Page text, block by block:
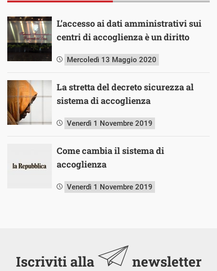
L’accesso ai dati amministrativi sui
centri di accoglienza è un diritto
Mercoledì 13 Maggio 2020
La stretta del decreto sicurezza al
sistema di accoglienza
Venerdì 1 Novembre 2019
Come cambia il sistema di
accoglienza
Venerdì 1 Novembre 2019
Iscriviti alla newsletter